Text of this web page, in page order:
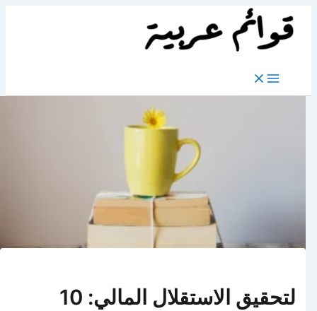
تخطي
لتحقيق الاستقلال المالي: 10